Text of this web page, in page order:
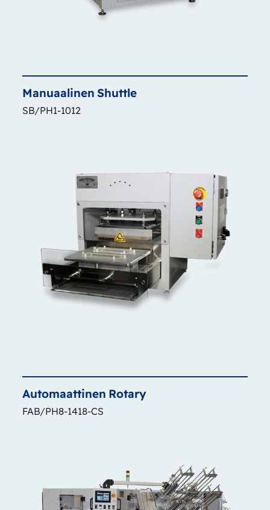
Manuaalinen Shuttle
SB/PH1-1012
Automaattinen Rotary
FAB/PH8-1418-CS